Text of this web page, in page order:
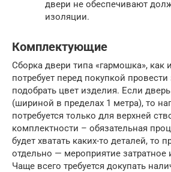
двери не обеспечивают
изоляции.
Комплектующие
Сборка двери типа «гармошка», как
потребует перед покупкой
подобрать цвет изделия. Если
(шириной в пределах 1 метра), то
потребуется только для верхней
комплектности – обязательная
будет хватать каких-то деталей, то
отдельно — мероприятие затратное
Чаще всего требуется докупать